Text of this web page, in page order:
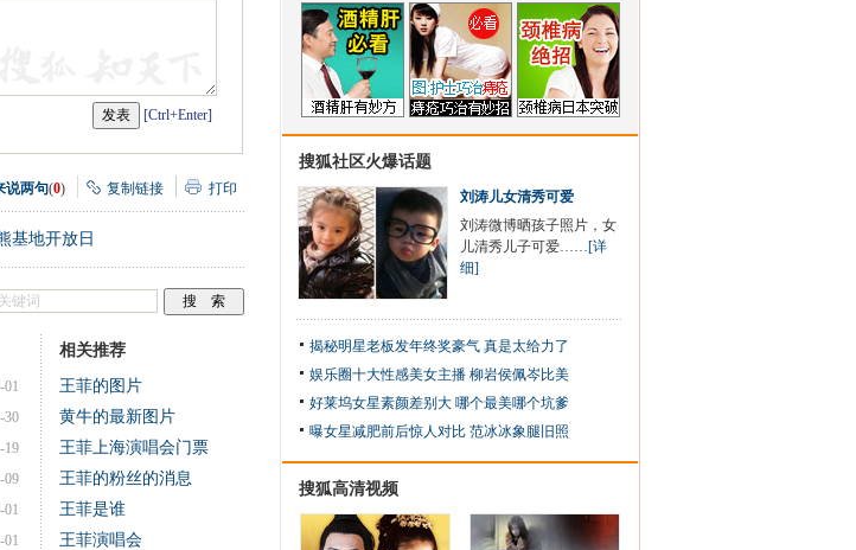
[Ctrl+Enter]
说两句(0) 复制链接 打印
基地开放日
01
30
19
09
01
01
相关推荐
王菲的图片
黄牛的最新图片
王菲上海演唱会门票
王菲的粉丝的消息
王菲是谁
王菲演唱会
搜狐社区火爆话题
刘涛儿女清秀可爱
刘涛微博晒孩子照片，女
儿清秀儿子可爱……[详
细]
揭秘明星老板发年终奖豪气 真是太给力了
娱乐圈十大性感美女主播 柳岩侯佩岑比美
好莱坞女星素颜差别大 哪个最美哪个坑爹
曝女星减肥前后惊人对比 范冰冰象腿旧照
搜狐高清视频